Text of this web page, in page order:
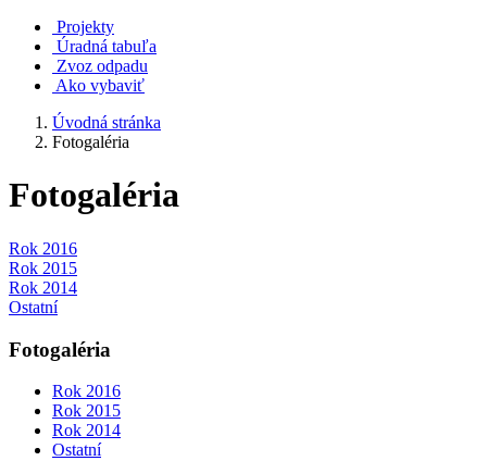
Projekty
Úradná tabuľa
Zvoz odpadu
Ako vybaviť
Úvodná stránka
Fotogaléria
Fotogaléria
Rok 2016
Rok 2015
Rok 2014
Ostatní
Fotogaléria
Rok 2016
Rok 2015
Rok 2014
Ostatní